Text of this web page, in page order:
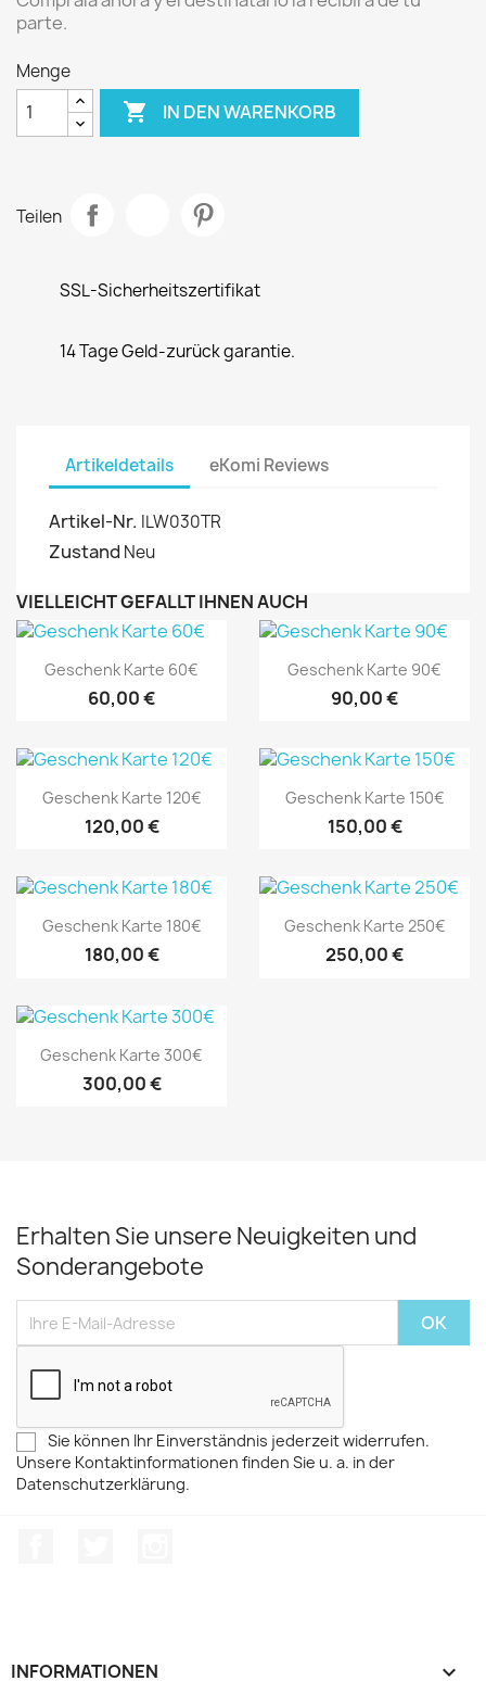
parte.
Menge
 IN DEN WARENKORB
Teilen
SSL-Sicherheitszertifikat
14 Tage Geld-zurück garantie.
Artikeldetails eKomi Reviews
Artikel-Nr. ILW030TR
Zustand Neu
VIELLEICHT GEFÄLLT IHNEN AUCH
Vorschau
Geschenk Karte 60€
60,00 €
Vorschau
Geschenk Karte 90€
90,00 €
Vorschau
Geschenk Karte 120€
120,00 €
Vorschau
Geschenk Karte 150€
150,00 €
Vorschau
Geschenk Karte 180€
180,00 €
Vorschau
Geschenk Karte 250€
250,00 €
Vorschau
Geschenk Karte 300€
300,00 €
Erhalten Sie unsere Neuigkeiten und
Sonderangebote
Sie können Ihr Einverständnis jederzeit widerrufen.
Unsere Kontaktinformationen finden Sie u. a. in der
Datenschutzerklärung.
INFORMATIONEN 